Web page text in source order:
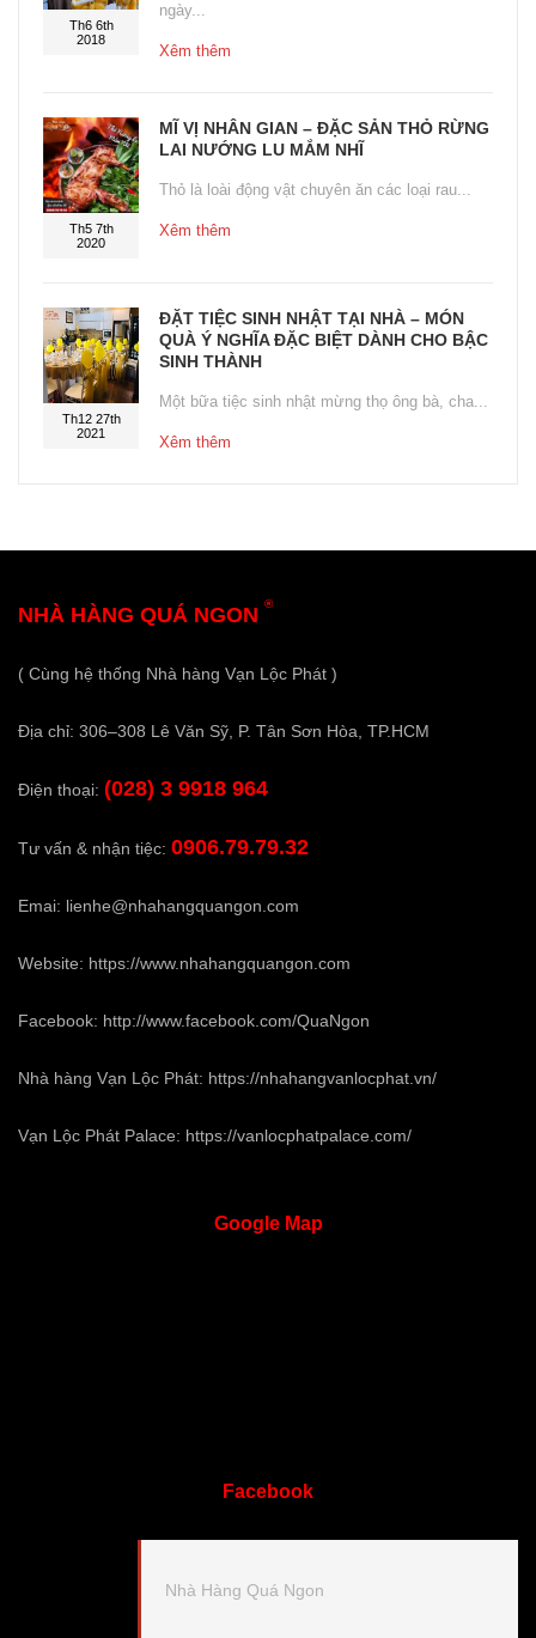
Th6 6th
2018
ngày...
Xêm thêm
Th5 7th
2020
MĨ VỊ NHÂN GIAN – ĐẶC SẢN THỎ RỪNG
LAI NƯỚNG LU MẮM NHĨ
Thỏ là loài động vật chuyên ăn các loại rau...
Xêm thêm
Th12 27th
2021
ĐẶT TIỆC SINH NHẬT TẠI NHÀ – MÓN
QUÀ Ý NGHĨA ĐẶC BIỆT DÀNH CHO BẬC
SINH THÀNH
Một bữa tiệc sinh nhật mừng thọ ông bà, cha...
Xêm thêm
NHÀ HÀNG QUÁ NGON ®
( Cùng hệ thống Nhà hàng Vạn Lộc Phát )
Địa chỉ: 306–308 Lê Văn Sỹ, P. Tân Sơn Hòa, TP.HCM
Điện thoại: (028) 3 9918 964
Tư vấn & nhận tiệc: 0906.79.79.32
Emai: lienhe@nhahangquangon.com
Website: https://www.nhahangquangon.com
Facebook: http://www.facebook.com/QuaNgon
Nhà hàng Vạn Lộc Phát: https://nhahangvanlocphat.vn/
Vạn Lộc Phát Palace: https://vanlocphatpalace.com/
GoogleMap
Facebook
Nhà Hàng Quá Ngon